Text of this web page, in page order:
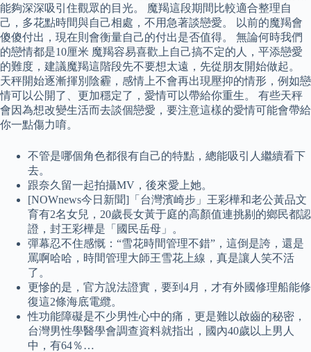
能夠深深吸引住觀眾的目光。 魔羯這段期間比較適合整理自
己，多花點時間與自己相處，不用急著談戀愛。 以前的魔羯會
傻傻付出，現在則會衡量自己的付出是否值得。 無論何時我們
的戀情都是10厘米 魔羯容易喜歡上自己搞不定的人，平添戀愛
的難度，建議魔羯這階段先不要想太遠，先從朋友開始做起。
天秤開始逐漸揮別陰霾，感情上不會再出現壓抑的情形，例如戀
情可以公開了、更加穩定了，愛情可以帶給你重生。 有些天秤
會因為想改變生活而去談個戀愛，要注意這樣的愛情可能會帶給
你一點傷力唷。
不管是哪個角色都很有自己的特點，總能吸引人繼續看下
去。
跟奈久留一起拍攝MV，後來愛上她。
[NOWnews今日新聞]「台灣濱崎步」王彩樺和老公黃品文
育有2名女兒，20歲長女黃于庭的高顏值連挑剔的鄉民都認
證，封王彩樺是「國民岳母」。
彈幕忍不住感慨：“雪花時間管理不錯”，這倒是誇，還是
罵啊哈哈，時間管理大師王雪花上線，真是讓人笑不活
了。
更慘的是，官方說法證實，要到4月，才有外國修理船能修
復這2條海底電纜。
性功能障礙是不少男性心中的痛，更是難以啟齒的秘密，
台灣男性學醫學會調查資料就指出，國內40歲以上男人
中，有64％…